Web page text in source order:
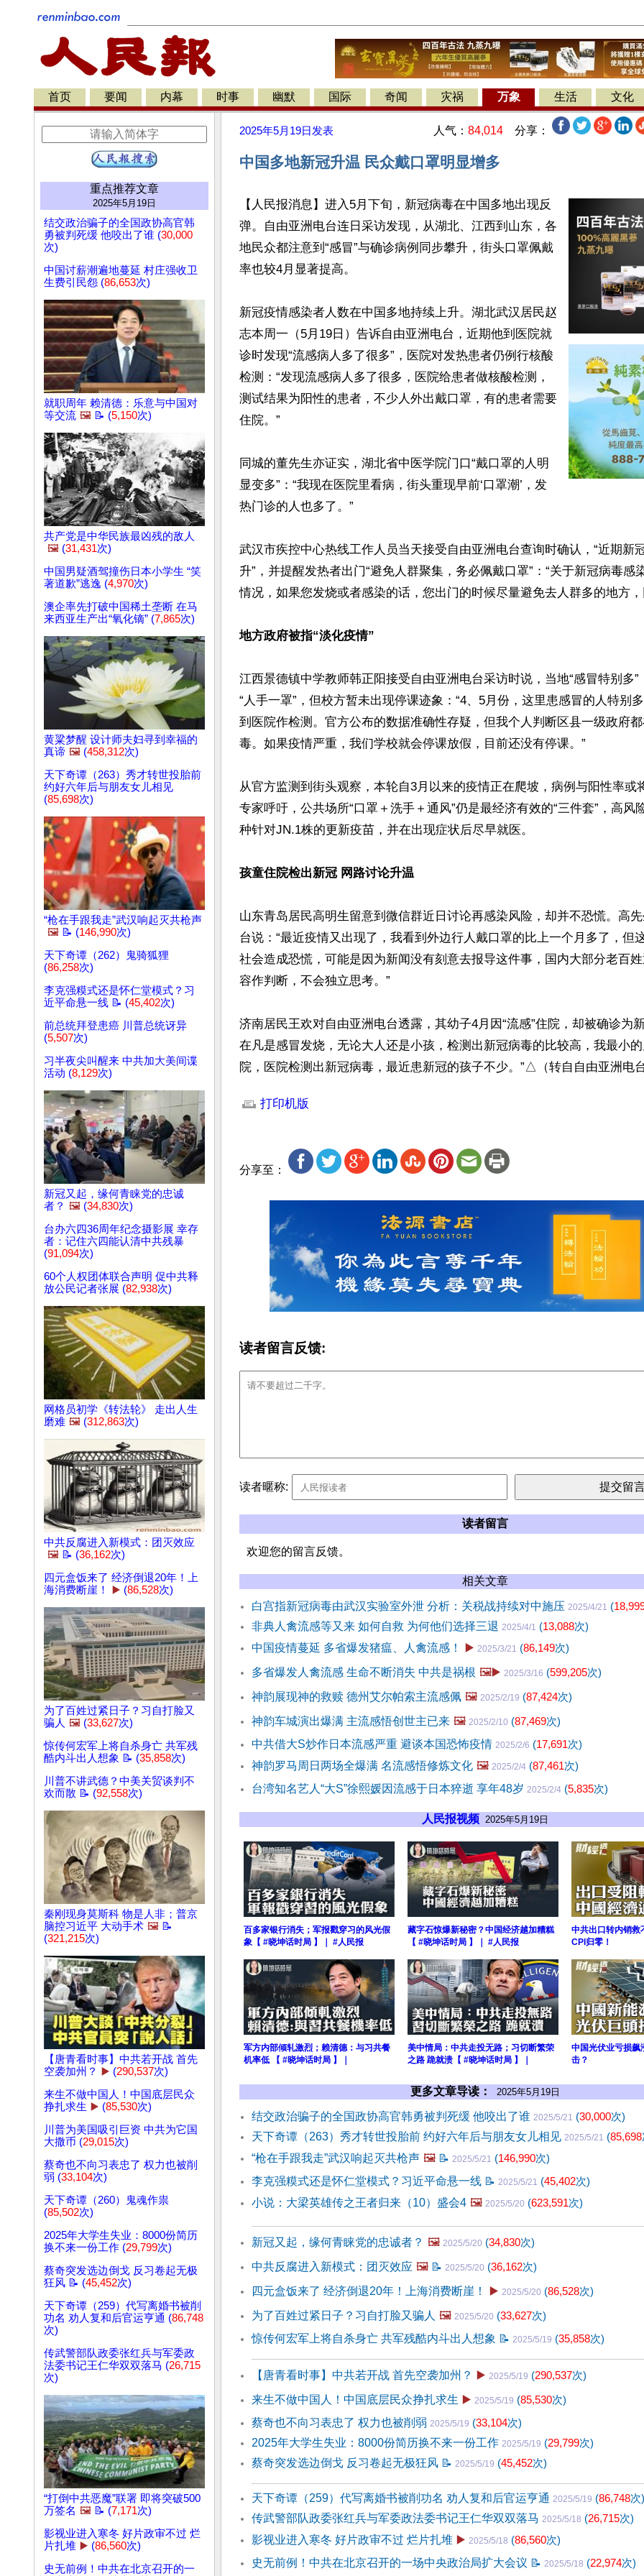
首页 要闻 内幕 时事 幽默 国际 奇闻 灾祸 万象 生活 文化
重点推荐文章
2025年5月19日
结交政治骗子的全国政协高官韩
勇被判死缓 他咬出了谁 (30,000
次)
中国讨薪潮遍地蔓延 村庄强收卫
生费引民怨 (86,653次)
就职周年 赖清德：乐意与中国对
等交流 🖼️ 📝 (5,150次)
共产党是中华民族最凶残的敌人
🖼️ (31,431次)
中国男疑酒驾撞伤日本小学生 “笑
著道歉”逃逸 (4,970次)
澳企率先打破中国稀土垄断 在马
来西亚生产出“氧化镝” (7,865次)
黄粱梦醒 设计师夫妇寻到幸福的
真谛 🖼️ (458,312次)
天下奇谭（263）秀才转世投胎前
约好六年后与朋友女儿相见
(85,698次)
“枪在手跟我走”武汉响起灭共枪声
🖼️ 📝 (146,990次)
天下奇谭（262）鬼骑狐狸
(86,258次)
李克强糢式还是怀仁堂模式？习
近平命悬一线 📝 (45,402次)
前总统拜登患癌 川普总统讶异
(5,507次)
习半夜尖叫醒来 中共加大美间谍
活动 (8,129次)
新冠又起，缘何青睐党的忠诚
者？ 🖼️ (34,830次)
台办六四36周年纪念摄影展 幸存
者：记住六四能认清中共残暴
(91,094次)
60个人权团体联合声明 促中共释
放公民记者张展 (82,938次)
网格员初学《转法轮》 走出人生
磨难 🖼️ (312,863次)
中共反腐进入新模式：团灭效应
🖼️ 📝 (36,162次)
四元盒饭来了 经济倒退20年！上
海消费断崖！
▶️ (86,528次)
为了百姓过紧日子？习自打脸又
骗人 🖼️ (33,627次)
惊传何宏军上将自杀身亡 共军残
酷内斗出人想象 📝 (35,858次)
川普不讲武德？中美关贸谈判不
欢而散 📝 (92,558次)
秦刚现身莫斯科 物是人非；普京
脑控习近平 大动手术 🖼️ 📝
(321,215次)
【唐青看时事】中共若开战 首先
空袭加州？
▶️ (290,537次)
来生不做中国人！中国底层民众
挣扎求生 ▶️ (85,530次)
川普为美国吸引巨资 中共为它国
大撒币 (29,015次)
蔡奇也不向习表忠了 权力也被削
弱 (33,104次)
天下奇谭（260）鬼魂作祟
(85,502次)
2025年大学生失业：8000份简历
换不来一份工作 (29,799次)
蔡奇突发选边倒戈 反习卷起无极
狂风 📝 (45,452次)
天下奇谭（259）代写离婚书被削
功名 劝人复和后官运亨通 (86,748
次)
传武警部队政委张红兵与军委政
法委书记王仁华双双落马 (26,715
次)
“打倒中共恶魔”联署 即将突破500
万签名 🖼️ 📝 (7,171次)
影视业进入寒冬 好片政审不过 烂
片扎堆 ▶️ (86,560次)
史无前例！中共在北京召开的一
2025年5月19日 发表 人气： 84,014 分享：
中国多地新冠升温 民众戴口罩明显增多
【人民报消息】进入5月下旬，新冠病毒在中国多地出现反
弹。自由亚洲电台连日采访发现，从湖北、江西到山东，各
地民众都注意到“感冒”与确诊病例同步攀升，街头口罩佩戴
率也较4月显著提高。
新冠疫情感染者人数在中国多地持续上升。湖北武汉居民赵
志本周一（5月19日）告诉自由亚洲电台，近期他到医院就
诊时发现“流感病人多了很多”，医院对发热患者仍例行核酸
检测：“发现流感病人多了很多，医院给患者做核酸检测，
测试结果为阳性的患者，不少人外出戴口罩，有的患者需要
住院。”
同城的董先生亦证实，湖北省中医学院门口“戴口罩的人明
显变多”：“我现在医院里看病，街头重现早前‘口罩潮’，发
热门诊的人也多了。”
武汉市疾控中心热线工作人员当天接受自由亚洲电台查询时确认，“近期新
升”，并提醒发热者出门“避免人群聚集，务必佩戴口罩”：“关于新冠病毒感
情况，如果您发烧或者感染的话，您出门的时候尽量避免去人群多的地方
地方政府被指“淡化疫情”
江西景德镇中学教师韩正阳接受自由亚洲电台采访时说，当地“感冒特别多”
“人手一罩”，但校方暂未出现停课迹象：“4、5月份，这里患感冒的人特别
到医院作检测。官方公布的数据准确性存疑，但我个人判断区县一级政府
毒。如果疫情严重，我们学校就会停课放假，目前还没有停课。”
从官方监测到街头观察，本轮自3月以来的疫情正在爬坡，病例与阳性率或
专家呼吁，公共场所“口罩＋洗手＋通风”仍是最经济有效的“三件套”，高风
种针对JN.1株的更新疫苗，并在出现症状后尽早就医。
孩童住院检出新冠 网路讨论升温
山东青岛居民高明生留意到微信群近日讨论再感染风险，却并不恐慌。高
台说：“最近疫情又出现了，我看到外边行人戴口罩的比上一个月多了，但
社会造成恐慌，可能是因为新闻没有刻意去报导这件事，国内大部分老百
容作判断，不会独立思考。”
济南居民王欢对自由亚洲电台透露，其幼子4月因“流感”住院，却被确诊为
在凡是感冒发烧，无论大人还是小孩，检测出新冠病毒的比较高，我最小
院，医院检测出新冠病毒，最近患新冠的孩子不少。”△（转自自由亚洲电
打印机版
分享至：
读者留言反馈:
读者暱称:
读者留言
欢迎您的留言反馈。
相关文章
白宫指新冠病毒由武汉实验室外泄 分析：关税战持续对中施压 2025/4/21 (
非典人禽流感等又来 如何自救 为何他们选择三退 2025/4/1 (13,088次)
中国疫情蔓延 多省爆发猪瘟、人禽流感！
▶️ 2025/3/21 (86,149次)
多省爆发人禽流感 生命不断消失 中共是祸根 🖼️▶️ 2025/3/16 (599,205次)
神韵展现神的救赎 德州艾尔帕索主流感佩 🖼️ 2025/2/19 (87,424次)
神韵车城演出爆满 主流感悟创世主已来 🖼️ 2025/2/10 (87,469次)
中共借大S炒作日本流感严重 避谈本国恐怖疫情 2025/2/6 (17,691次)
神韵罗马周日两场全爆满 名流感悟修炼文化 🖼️ 2025/2/4 (87,461次)
台湾知名艺人“大S”徐熙媛因流感于日本猝逝 享年48岁 2025/2/4 (5,835次)
人民报视频 2025年5月19日
百多家银行消失；军报戳穿习的风光假
象【 #晓坤话时局 】｜ #人民报
藏字石惊爆新秘密？中国经济越加糟糕
【 #晓坤话时局 】｜ #人民报
中共出口转内销救
CPI归零！
军方内部倾轧激烈；赖清德：与习共餐
机率低 【 #晓坤话时局 】｜
美中情局：中共走投无路；习切断繁荣
之路 跪就溃【 #晓坤话时局 】｜
中国光伏业亏损飙
击？
更多文章导读： 2025年5月19日
结交政治骗子的全国政协高官韩勇被判死缓 他咬出了谁 2025/5/21 (30,000次)
天下奇谭（263）秀才转世投胎前 约好六年后与朋友女儿相见 2025/5/21 (85,698
“枪在手跟我走”武汉响起灭共枪声 🖼️ 📝 2025/5/21 (146,990次)
李克强糢式还是怀仁堂模式？习近平命悬一线 📝 2025/5/21 (45,402次)
小说：大梁英雄传之王者归来（10）盛会4 🖼️ 2025/5/20 (623,591次)
新冠又起，缘何青睐党的忠诚者？ 🖼️ 2025/5/20 (34,830次)
中共反腐进入新模式：团灭效应 🖼️ 📝 2025/5/20 (36,162次)
四元盒饭来了 经济倒退20年！上海消费断崖！
▶️ 2025/5/20 (86,528次)
为了百姓过紧日子？习自打脸又骗人 🖼️ 2025/5/20 (33,627次)
惊传何宏军上将自杀身亡 共军残酷内斗出人想象 📝 2025/5/19 (35,858次)
【唐青看时事】中共若开战 首先空袭加州？ ▶️ 2025/5/19 (290,537次)
来生不做中国人！中国底层民众挣扎求生 ▶️ 2025/5/19 (85,530次)
蔡奇也不向习表忠了 权力也被削弱 2025/5/19 (33,104次)
2025年大学生失业：8000份简历换不来一份工作 2025/5/19 (29,799次)
蔡奇突发选边倒戈 反习卷起无极狂风 📝 2025/5/19 (45,452次)
天下奇谭（259）代写离婚书被削功名 劝人复和后官运亨通 2025/5/19 (86,748次)
传武警部队政委张红兵与军委政法委书记王仁华双双落马 2025/5/18 (26,715次)
影视业进入寒冬 好片政审不过 烂片扎堆 ▶️ 2025/5/18 (86,560次)
史无前例！中共在北京召开的一场中央政治局扩大会议 📝 2025/5/18 (22,974次)